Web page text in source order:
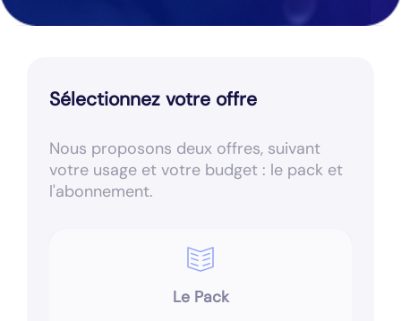
Sélectionnez votre offre
Nous proposons deux offres, suivant
votre usage et votre budget : le pack et
l'abonnement.
Le Pack